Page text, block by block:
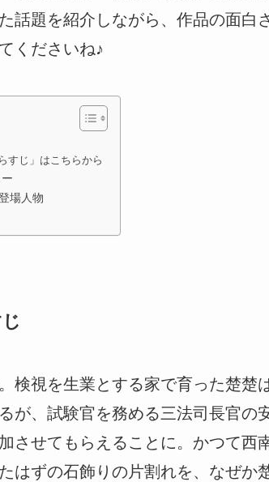
話題を紹介しながら、作品の面白
くださいね♪
すじ」はこちらから
場人物
検視を生業とする家で育った楚楚
が、試験官を務める三法司長官の
させてもらえることに。かつて西
はずの石飾りの片割れを、なぜか